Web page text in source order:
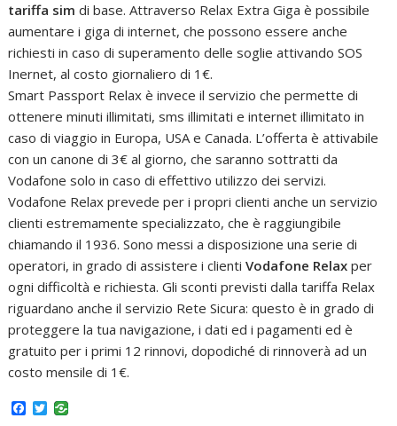
tariffa sim di base. Attraverso Relax Extra Giga è possibile
aumentare i giga di internet, che possono essere anche
richiesti in caso di superamento delle soglie attivando SOS
Inernet, al costo giornaliero di 1€.
Smart Passport Relax è invece il servizio che permette di
ottenere minuti illimitati, sms illimitati e internet illimitato in
caso di viaggio in Europa, USA e Canada. L’offerta è attivabile
con un canone di 3€ al giorno, che saranno sottratti da
Vodafone solo in caso di effettivo utilizzo dei servizi.
Vodafone Relax prevede per i propri clienti anche un servizio
clienti estremamente specializzato, che è raggiungibile
chiamando il 1936. Sono messi a disposizione una serie di
operatori, in grado di assistere i clientiVodafone Relax per
ogni difficoltà e richiesta. Gli sconti previsti dalla tariffa Relax
riguardano anche il servizio Rete Sicura: questo è in grado di
proteggere la tua navigazione, i dati ed i pagamenti ed è
gratuito per i primi 12 rinnovi, dopodiché di rinnoverà ad un
costo mensile di 1€.
F T